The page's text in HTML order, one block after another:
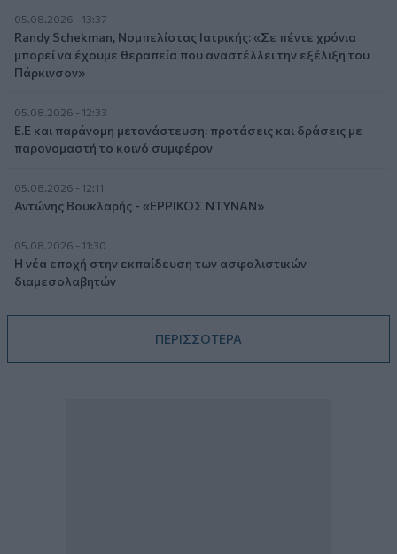
05.08.2026 - 13:37
Randy Schekman, Νομπελίστας Ιατρικής: «Σε πέντε χρόνια
μπορεί να έχουμε θεραπεία που αναστέλλει την εξέλιξη του
Πάρκινσον»
05.08.2026 - 12:33
Ε.Ε και παράνομη μετανάστευση: προτάσεις και δράσεις με
παρονομαστή το κοινό συμφέρον
05.08.2026 - 12:11
Αντώνης Βουκλαρής - «ΕΡΡΙΚΟΣ ΝΤΥΝΑΝ»
05.08.2026 - 11:30
Η νέα εποχή στην εκπαίδευση των ασφαλιστικών
διαμεσολαβητών
ΠΕΡΙΣΣΟΤΕΡΑ